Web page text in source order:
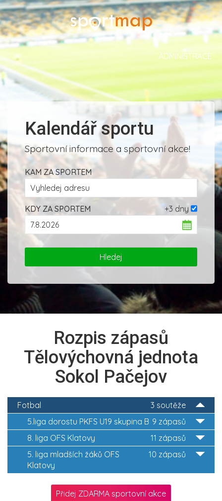
ADMINISTRACE
Kalendář sportu
Sportovní informace a sportovní akce!
KAM ZA SPORTEM
+3 dny
KDY ZA SPORTEM
Rozpis zápasů
Tělovýchovná jednota
Sokol Pačejov
3 soutěže
Fotbal
9 zápasů
5.liga dorostu PKFS U19 skupina B
11 zápasů
8. liga OFS Klatovy
10 zápasů
5. liga mladších žáků OFS
Klatovy
Přidej ZDARMA sportovní akce